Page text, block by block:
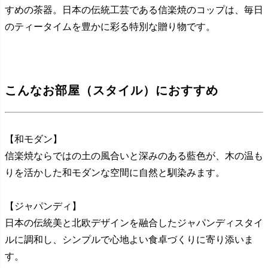
すめの茶器。日本の伝統工芸である信楽焼のコップは、毎日
のティータイムを豊かに彩る特別な贈り物です。
こんなお部屋（スタイル）におすすめ
【和モダン】
信楽焼ならではの土の風合いと深みのある藍色が、木の温も
りを活かした和モダンな空間に自然と馴染みます。
【ジャパンディ】
日本の伝統美と北欧デザインを融合したジャパンディスタイ
ルに調和し、シンプルで心地よい食卓づくりに寄り添いま
す。